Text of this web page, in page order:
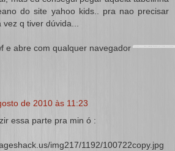
do site yahoo kids.. pra nao precisar
q tiver dúvida...
e abre com qualquer navegador
de 2010 às 11:23
essa parte pra min ó :
img217/1192/100722copy.jpg